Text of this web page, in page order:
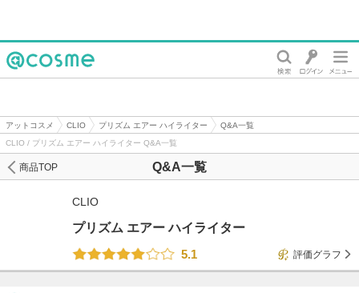
アットコスメ CLIO プリズム エアー ハイライター
Q&A一覧
CLIO / プリズム エアー ハイライター Q&A一覧
Q&A一覧
商品TOP
CLIO
プリズム エアー ハイライター
5.1
評価グラフ